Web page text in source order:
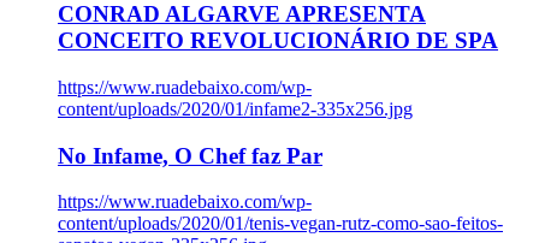
CONRAD ALGARVE APRESENTA
CONCEITO REVOLUCIONÁRIO DE SPA
https://www.ruadebaixo.com/wp-
content/uploads/2020/01/infame2-335x256.jpg
No Infame, O Chef faz Par
https://www.ruadebaixo.com/wp-
content/uploads/2020/01/tenis-vegan-rutz-como-sao-feitos-